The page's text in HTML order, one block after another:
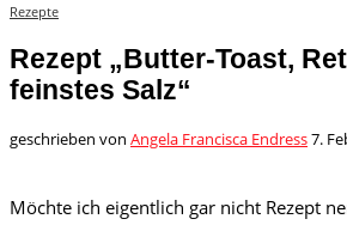
Rezepte
Rezept „Butter-Toast,
feinstes Salz“
geschrieben von Angela Francisca Endress7.
Möchte ich eigentlich gar nicht Rezept